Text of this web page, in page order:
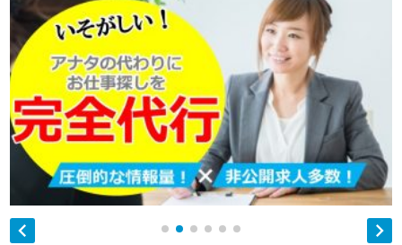
 